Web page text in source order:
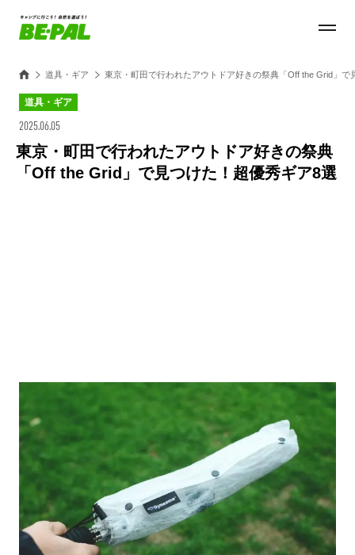
道具・ギア 東京・町田で行われたアウトドア好きの祭典「Off the Grid」で
道具・ギア
2025.06.05
東京・町田で行われたアウトドア好きの祭典
「Off the Grid」で見つけた！超優秀ギア8選